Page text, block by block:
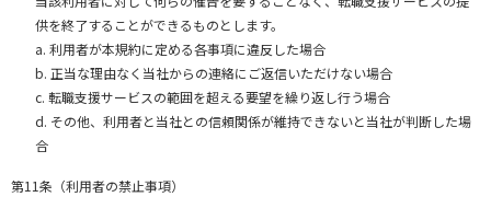
供を終了することができるものとします。
a. 利用者が本規約に定める各事項に違反した場合
b. 正当な理由なく当社からの連絡にご返信いただけない場合
c. 転職支援サービスの範囲を超える要望を繰り返し行う場合
d. その他、利用者と当社との信頼関係が維持できないと当社が判断した場
合
第11条（利用者の禁止事項）